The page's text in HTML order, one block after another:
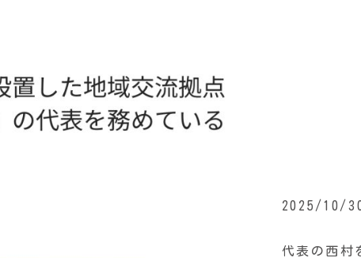
2025/10/
代表の西村